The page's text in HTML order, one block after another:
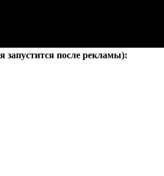
запустится после рекламы):